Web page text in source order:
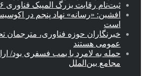
ثبت‌نام رقابت بزرگ المپیک فناوری ۲۰۲۶ آغاز شد
افشین: «رسانه» نهاد پنجم در
است
خبرنگاران حوزه فناوری، مترجمان
عمومی هستند
حمله به لامرد با بمب فسفری بود/
مجامع بین‌الملل